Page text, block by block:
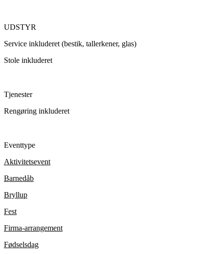
UDSTYR
Service inkluderet (bestik, tallerkener, glas)
Stole inkluderet
Tjenester
Rengøring inkluderet
Eventtype
Aktivitetsevent
Barnedåb
Bryllup
Fest
Firma-arrangement
Fødselsdag